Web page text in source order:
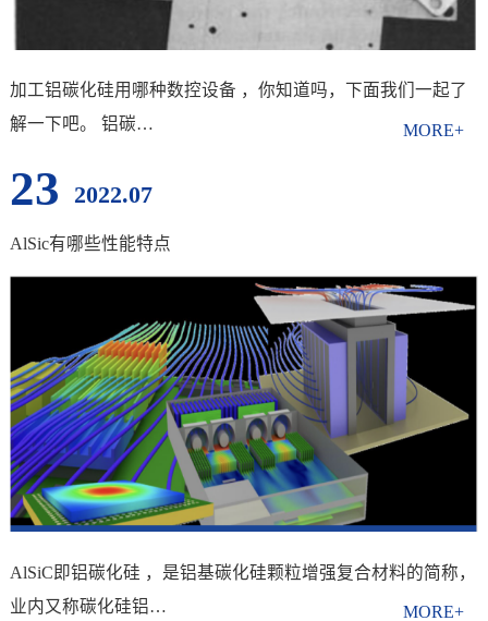
加工铝碳化硅用哪种数控设备 ，你知道吗，下面我们一起了
解一下吧。 铝碳…
23 2022.07
AlSic有哪些性能特点
AlSiC即铝碳化硅 ，是铝基碳化硅颗粒增强复合材料的简称，
业内又称碳化硅铝…